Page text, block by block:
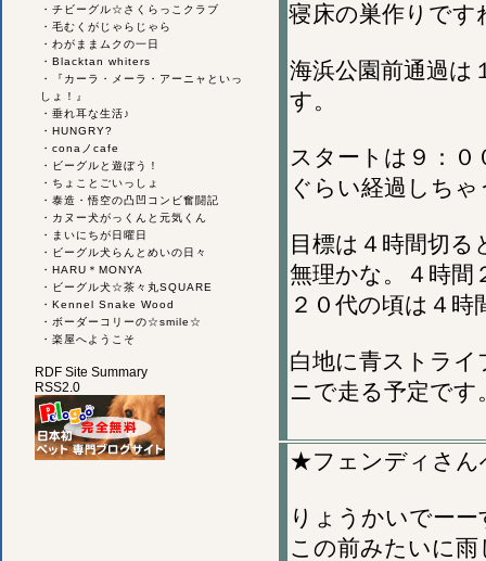
・ チビーグル☆さくらっこクラブ
・ 毛むくがじゃらじゃら
・ わがままムクの一日
・ Blacktan whiters
・
『カーラ・メーラ・アーニャといっ
しょ！』
・ 垂れ耳な生活♪
・ HUNGRY?
・ conaノcafe
・
ビーグルと遊ぼう！
・ ちょことごいっしょ
・ 泰造・悟空の凸凹コンビ奮闘記
・ カヌー犬がっくんと元気くん
・
まいにちが日曜日
・
ビーグル犬らんとめいの日々
・ HARU＊MONYA
・
ビーグル犬☆茶々丸SQUARE
・ Kennel Snake Wood
・ ボーダーコリーの☆smile☆
・ 楽屋へようこそ
RDF Site Summary
RSS2.0
寝床の巣作りです
海浜公園前通過は
す。
スタートは９：
ぐらい経過しち
目標は４時間切
無理かな。４時間
２０代の頃は４
白地に青ストライ
ニで走る予定です
★フェンディさん
りょうかいでーー
この前みたいに